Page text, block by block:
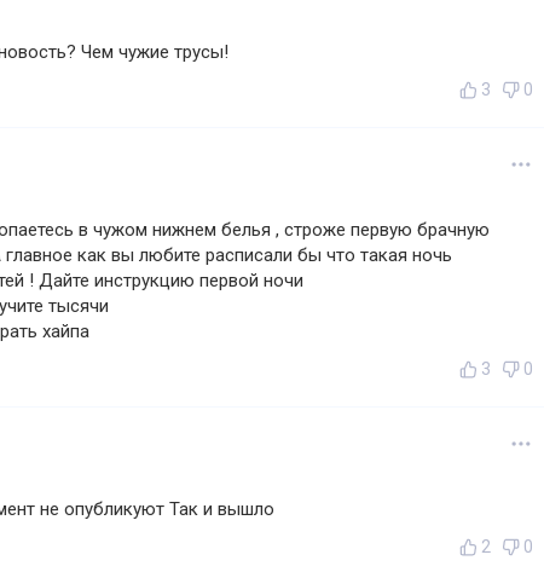
Чем чужие трусы!
3 0
в чужом нижнем белья , строже первую брачную
главное как вы любите расписали бы что такая ночь
! Дайте инструкцию первой ночи
тысячи
хайпа
3 0
не опубликуют Так и вышло
2 0